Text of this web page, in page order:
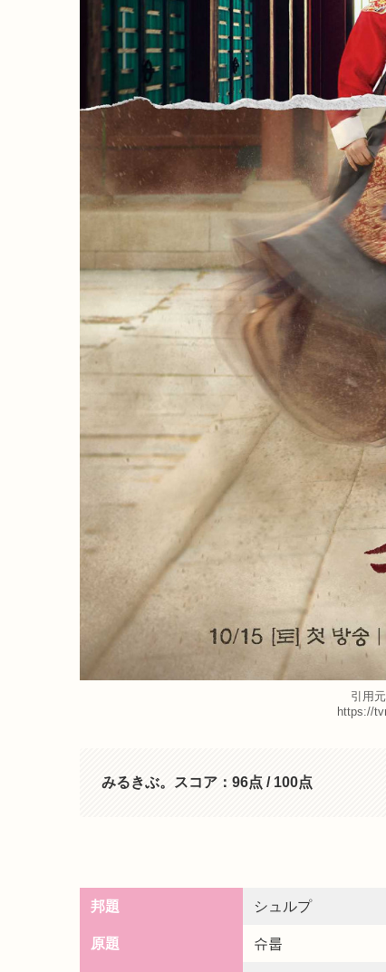
引用
https://
みるきぶ。スコア：96点 / 100点
邦題 シュルプ
原題 슈룹